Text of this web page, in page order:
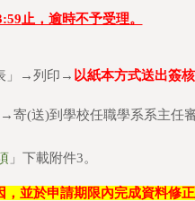
止，逾時不予受理。
」→列印→ 以紙本方式送出簽核
寄(送)到學校任職學系系主任
」下載附件3。
並於申請期限內完成資料修